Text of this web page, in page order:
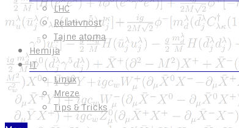
LHC
Relativnost
Tajne atoma
Hemija
IT
Linux
Mreze
Tips & Tricks